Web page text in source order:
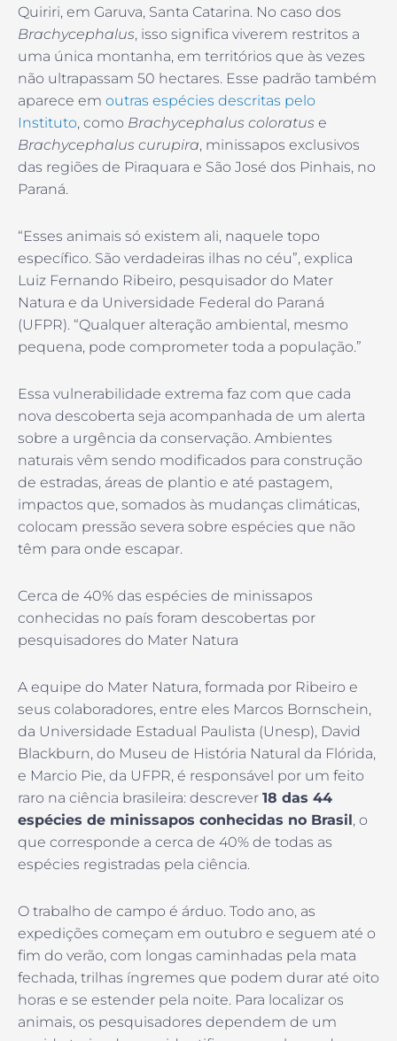
Quiriri, em Garuva, Santa Catarina. No caso dos
Brachycephalus, isso significa viverem restritos a
uma única montanha, em territórios que às vezes
não ultrapassam 50 hectares. Esse padrão também
aparece em outras espécies descritas pelo
Instituto, como Brachycephalus coloratus e
Brachycephalus curupira, minissapos exclusivos
das regiões de Piraquara e São José dos Pinhais, no
Paraná.
“Esses animais só existem ali, naquele topo
específico. São verdadeiras ilhas no céu”, explica
Luiz Fernando Ribeiro, pesquisador do Mater
Natura e da Universidade Federal do Paraná
(UFPR). “Qualquer alteração ambiental, mesmo
pequena, pode comprometer toda a população.”
Essa vulnerabilidade extrema faz com que cada
nova descoberta seja acompanhada de um alerta
sobre a urgência da conservação. Ambientes
naturais vêm sendo modificados para construção
de estradas, áreas de plantio e até pastagem,
impactos que, somados às mudanças climáticas,
colocam pressão severa sobre espécies que não
têm para onde escapar.
Cerca de 40% das espécies de minissapos
conhecidas no país foram descobertas por
pesquisadores do Mater Natura
A equipe do Mater Natura, formada por Ribeiro e
seus colaboradores, entre eles Marcos Bornschein,
da Universidade Estadual Paulista (Unesp), David
Blackburn, do Museu de História Natural da Flórida,
e Marcio Pie, da UFPR, é responsável por um feito
raro na ciência brasileira: descrever 18 das 44
espécies de minissapos conhecidas no Brasil , o
que corresponde a cerca de 40% de todas as
espécies registradas pela ciência.
O trabalho de campo é árduo. Todo ano, as
expedições começam em outubro e seguem até o
fim do verão, com longas caminhadas pela mata
fechada, trilhas íngremes que podem durar até oito
horas e se estender pela noite. Para localizar os
animais, os pesquisadores dependem de um